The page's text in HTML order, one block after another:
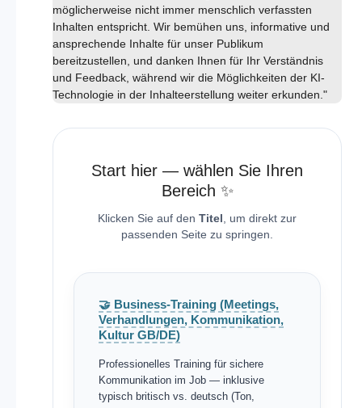
möglicherweise nicht immer menschlich verfassten
Inhalten entspricht. Wir bemühen uns, informative und
ansprechende Inhalte für unser Publikum
bereitzustellen, und danken Ihnen für Ihr Verständnis
und Feedback, während wir die Möglichkeiten der KI-
Technologie in der Inhalteerstellung weiter erkunden."
Start hier — wählen Sie Ihren
Bereich ✨
Klicken Sie auf den Titel , um direkt zur
passenden Seite zu springen.
🤝 Business-Training (Meetings,
Verhandlungen, Kommunikation,
Kultur GB/DE)
Professionelles Training für sichere
Kommunikation im Job — inklusive
typisch britisch vs. deutsch (Ton,